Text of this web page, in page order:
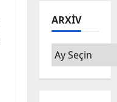
ARXIV
Arxiv